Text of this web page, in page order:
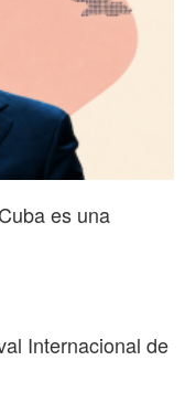
es una
Internacional de